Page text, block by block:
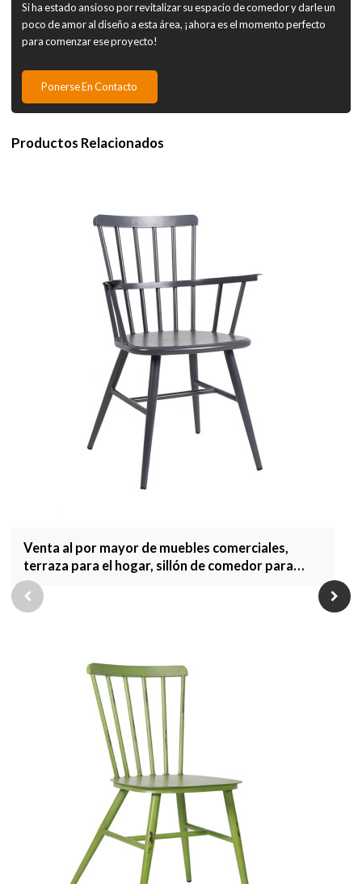
Si ha estado ansioso por revitalizar su espacio de comedor y darle un
poco de amor al diseño a esta área, ¡ahora es el momento perfecto
para comenzar ese proyecto!
Ponerse En Contacto
Productos Relacionados
Venta al por mayor de muebles comerciales,
terraza para el hogar, sillón de comedor para
jardín, muebles de exterior